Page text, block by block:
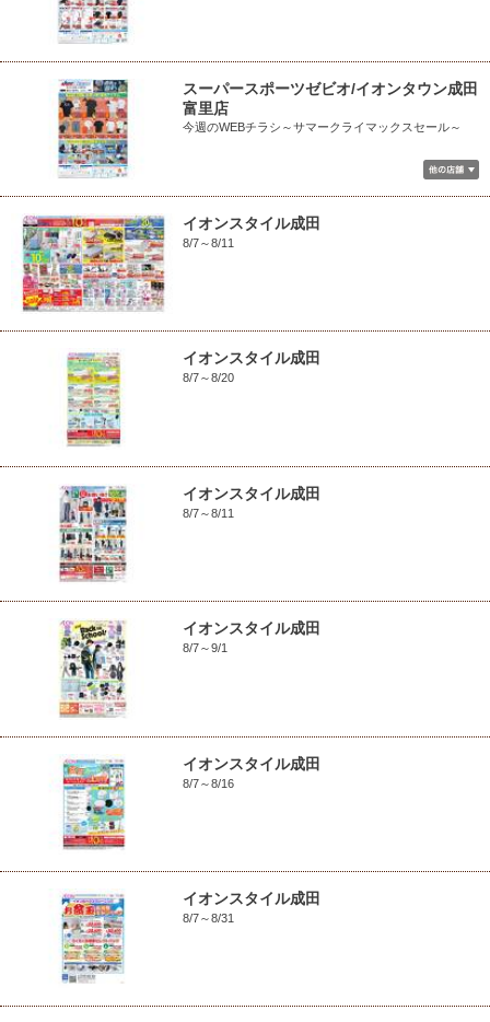
スーパースポーツゼビオ/イオンタウン成田
富里店
今週のWEBチラシ～サマークライマックスセール～
イオンスタイル成田
8/7～8/11
イオンスタイル成田
8/7～8/20
イオンスタイル成田
8/7～8/11
イオンスタイル成田
8/7～9/1
イオンスタイル成田
8/7～8/16
イオンスタイル成田
8/7～8/31